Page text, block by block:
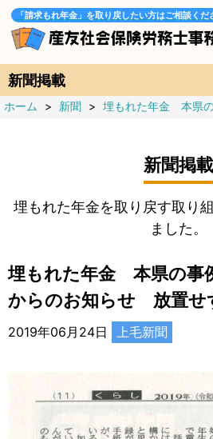
「請求もれ年金」を取り戻したい方はご相談くだ
新聞掲載
ホーム > 新聞 > 埋もれた年金 本県の
新聞掲載
埋もれた年金を取り戻す取り
ました。
埋もれた年金 本県の
からのお知らせ 放置せ
2019年06月24日 上毛新聞